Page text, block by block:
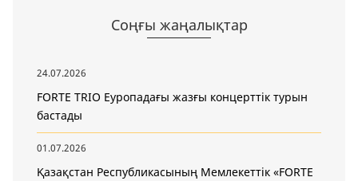
Соңғы жаңалықтар
24.07.2026
FORTE TRIO Еуропадағы жазғы концерттік турын
бастады
01.07.2026
Қазақстан Республикасының Мемлекеттік «FORTE